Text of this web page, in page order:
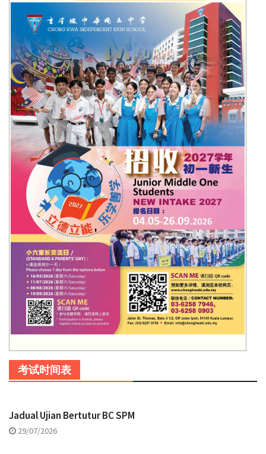
考试时间表
Jadual Ujian Bertutur BC SPM
29/07/2026